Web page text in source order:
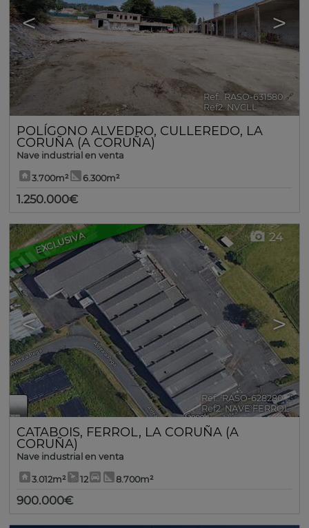
< >
Ref.. RASO-631580 🔗
Ref2. NVCLL
POLÍGONO ALVEDRO, CULLEREDO, LA
CORUÑA (A CORUÑA)
Nave industrial en venta
3.700m² 6.300m²
1.250.000€
EXCLUSIVA
< >
24
Ref.. RASO-628280 🔗
Ref2. NAVE FERROL
CATABOIS, FERROL , LA CORUÑA (A
CORUÑA)
Nave industrial en venta
3.012m² 12 8.700m²
900.000€